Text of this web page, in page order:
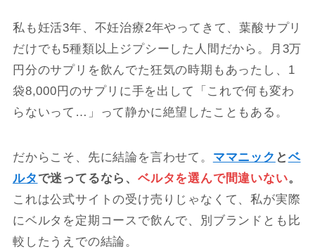
私も妊活3年、不妊治療2年やってきて、葉酸サプリ
だけでも5種類以上ジプシーした人間だから。月3万
円分のサプリを飲んでた狂気の時期もあったし、1
袋8,000円のサプリに手を出して「これで何も変わ
らないって…」って静かに絶望したこともある。
だからこそ、先に結論を言わせて。 ママニック と ベ
ルタで迷ってるなら、 ベルタを選んで間違いない。
これは公式サイトの受け売りじゃなくて、私が実際
にベルタを定期コースで飲んで、別ブランドとも比
較したうえでの結論。